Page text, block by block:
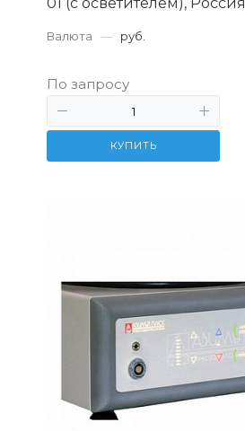
Валюта — руб.
По запросу
КУПИТЬ